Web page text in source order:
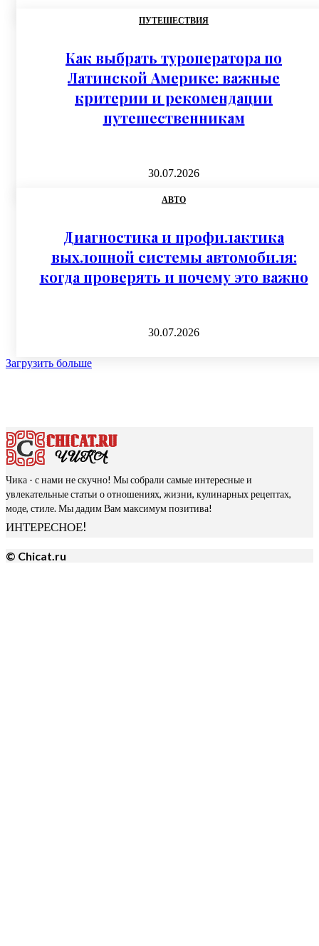
ПУТЕШЕСТВИЯ
Как выбрать туроператора по
Латинской Америке: важные
критерии и рекомендации
путешественникам
30.07.2026
АВТО
Диагностика и профилактика
выхлопной системы автомобиля:
когда проверять и почему это важно
30.07.2026
Загрузить больше
Чика - с нами не скучно! Мы собрали самые интересные и
увлекательные статьи о отношениях, жизни, кулинарных рецептах,
моде, стиле. Мы дадим Вам максимум позитива!
ИНТЕРЕСНОЕ!
© Chicat.ru